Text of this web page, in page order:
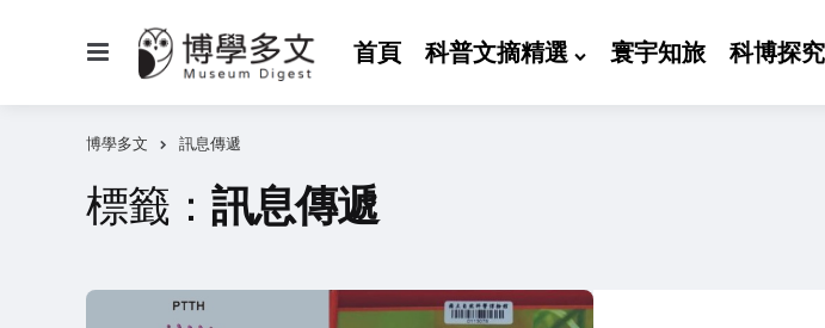
首頁 科普文摘精選 寰宇知旅 科博探究
博學多文 訊息傳遞
標籤： 訊息傳遞